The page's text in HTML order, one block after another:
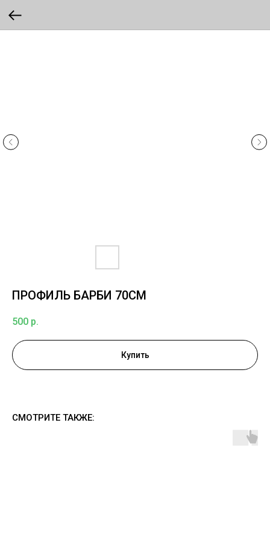
ПРОФИЛЬ БАРБИ 70СМ
500 р.
Купить
СМОТРИТЕ ТАКЖЕ: